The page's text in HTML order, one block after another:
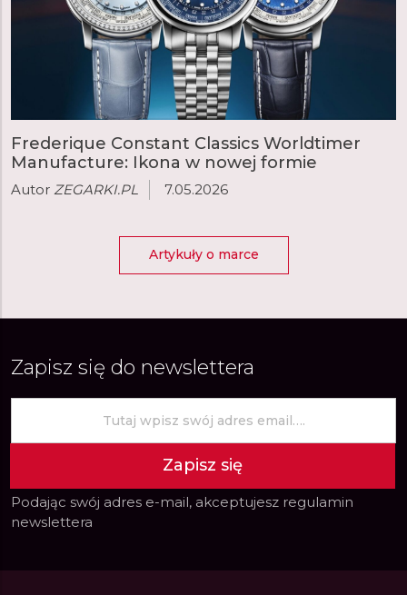
Frederique Constant Classics Worldtimer
Manufacture: Ikona w nowej formie
Autor ZEGARKI.PL 7.05.2026
Artykuły o marce
Zapisz się do newslettera
Zapisz się
Podając swój adres e-mail, akceptujesz regulamin
newslettera